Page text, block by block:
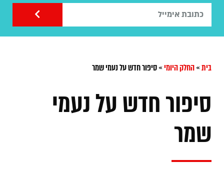
בית»החלק היומי»‏סיפור חדש על נעמי שמר
‏סיפור חדש על נעמי
שמר